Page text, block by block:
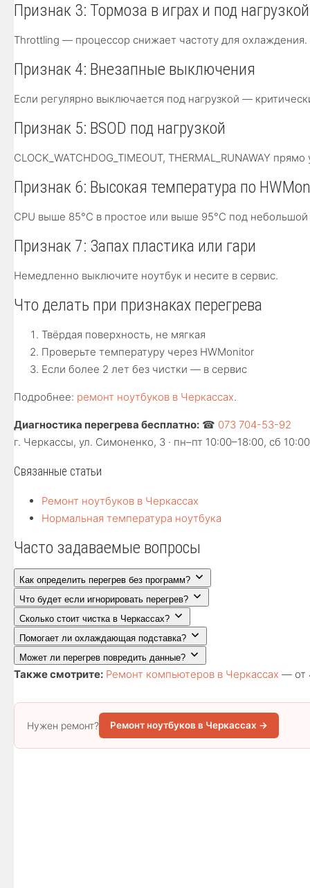
Признак 3: Тормоза в играх и под нагрузкой
Throttling — процессор снижает частоту для
Признак 4: Внезапные выключения
Если регулярно выключается под нагрузкой —
Признак 5: BSOD под нагрузкой
CLOCK_WATCHDOG_TIMEOUT, THERMAL_RUNAWAY
Признак 6: Высокая температура по
CPU выше 85°C в простое или выше 95°C под небольшой
Признак 7: Запах пластика или гари
Немедленно выключите ноутбук и несите в сервис.
Что делать при признаках перегрева
Твёрдая поверхность, не мягкая
Проверьте температуру через HWMonitor
Если более 2 лет без чистки — в сервис
Подробнее: ремонт ноутбуков в Черкассах.
Диагностика перегрева бесплатно: ☎ 073 704-53-92
г. Черкассы, ул. Симоненко, 3 · пн–пт 10:00–18:00, сб
Связанные статьи
Ремонт ноутбуков в Черкассах
Нормальная температура ноутбука
Часто задаваемые вопросы
Как определить перегрев без программ?
Что будет если игнорировать перегрев?
Сколько стоит чистка в Черкассах?
Помогает ли охлаждающая подставка?
Может ли перегрев повредить данные?
Также смотрите: Ремонт компьютеров в Черкассах — от
Нужен ремонт? Ремонт ноутбуков в Черкассах →